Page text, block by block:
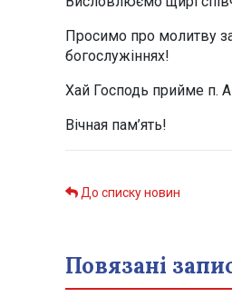
Просимо про молитву
богослужіннях!
Хай Господь прийме п.
Вічная пам’ять!
До списку новин
Повязані